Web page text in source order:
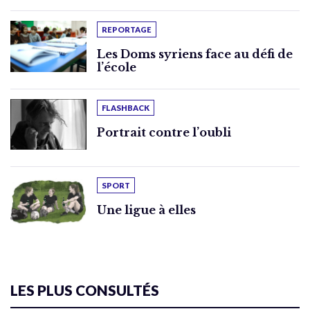
REPORTAGE
Les Doms syriens face au défi de
l’école
FLASHBACK
Portrait contre l’oubli
SPORT
Une ligue à elles
LES PLUS CONSULTÉS